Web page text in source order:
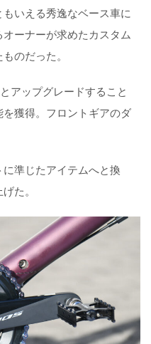
いえる秀逸なベース車に
ーナーが求めたカスタム
のだった。
アップグレードすること
獲得。フロントギアのダ
準じたアイテムへと換
た。